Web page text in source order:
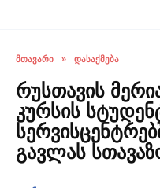
ᲛᲗᲐᲕᲐᲠᲘ » ᲓᲐᲡᲐᲥᲛᲔᲑᲐ
რუსთავის
კურსის
გავლას